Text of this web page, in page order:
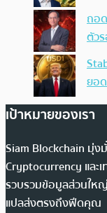
ถอ
ตัว
ยอ
เป้าหมายของเรา
Siam Blockchain มุ่ง
Cryptocurrency และ
รวบรวมข้อมูลส่วนใหญ่
แปลส่งตรงถึงฟีดคุณ